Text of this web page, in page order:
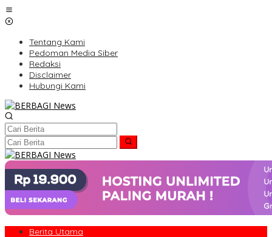
Lewati
ke
Tentang Kami
Pedoman Media Siber
Redaksi
Disclaimer
Hubungi Kami
Berita Utama